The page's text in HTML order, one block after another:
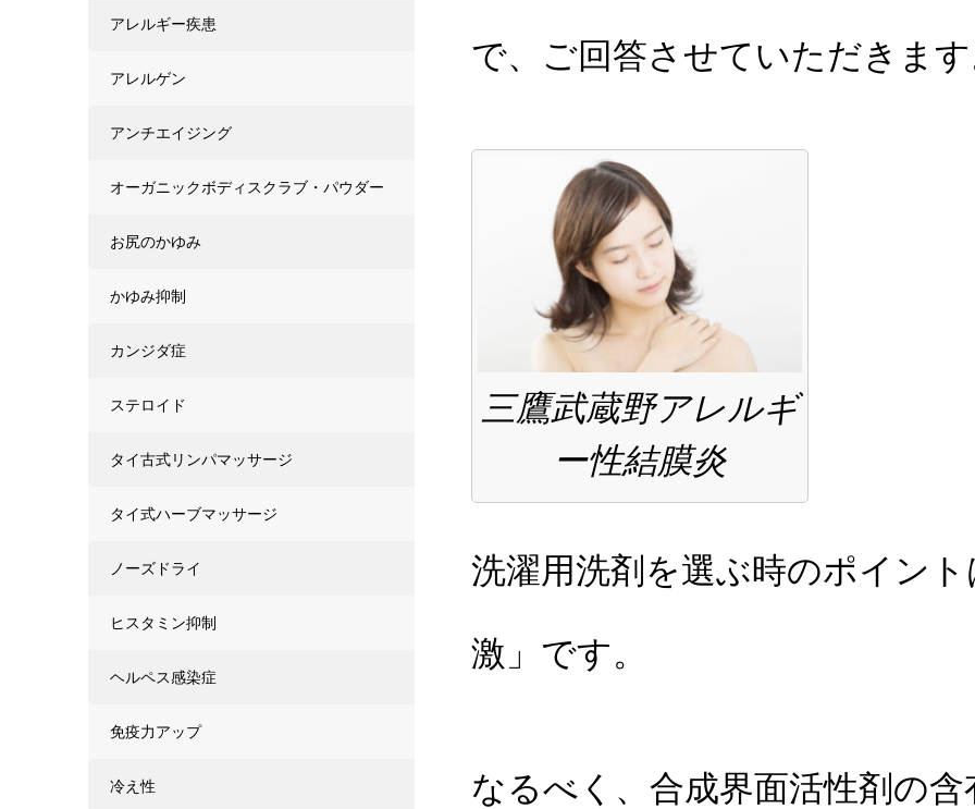
で、ご回答させていただきま
三鷹武蔵野アレルギ
ー性結膜炎
洗濯用洗剤を選ぶ時のポイン
激」です。
なるべく、合成界面活性剤の
アレルギー疾患
アレルゲン
アンチエイジング
オーガニックボディスクラブ・パウダー
お尻のかゆみ
かゆみ抑制
カンジダ症
ステロイド
タイ古式リンパマッサージ
タイ式ハーブマッサージ
ノーズドライ
ヒスタミン抑制
ヘルペス感染症
免疫力アップ
冷え性